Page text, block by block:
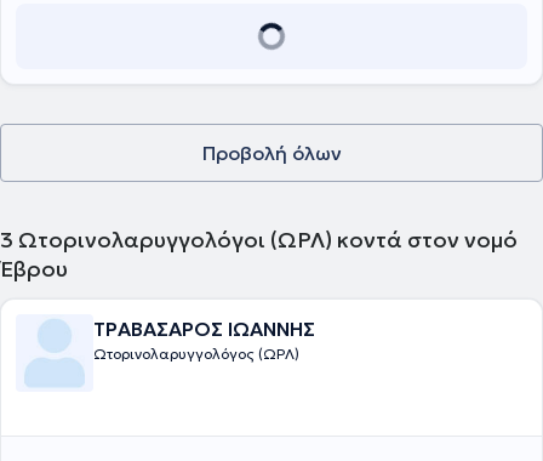
Προβολή όλων
3 Ωτορινολαρυγγολόγοι (ΩΡΛ) κοντά στον νομό
Έβρου
ΤΡΑΒΑΣΑΡΟΣ ΙΩΑΝΝΗΣ
Ωτορινολαρυγγολόγος (ΩΡΛ)